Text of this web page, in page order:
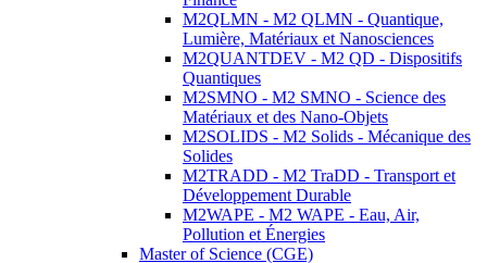
M2QLMN - M2 QLMN - Quantique,
Lumière, Matériaux et Nanosciences
M2QUANTDEV - M2 QD - Dispositifs
Quantiques
M2SMNO - M2 SMNO - Science des
Matériaux et des Nano-Objets
M2SOLIDS - M2 Solids - Mécanique des
Solides
M2TRADD - M2 TraDD - Transport et
Développement Durable
M2WAPE - M2 WAPE - Eau, Air,
Pollution et Énergies
Master of Science (CGE)